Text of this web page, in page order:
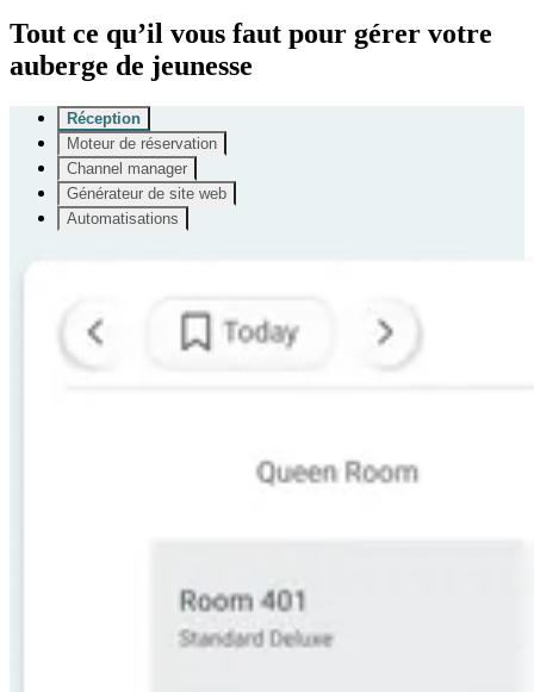
Tout ce qu’il vous faut pour gérer votre
auberge de jeunesse
Réception
Moteur de réservation
Channel manager
Générateur de site web
Automatisations